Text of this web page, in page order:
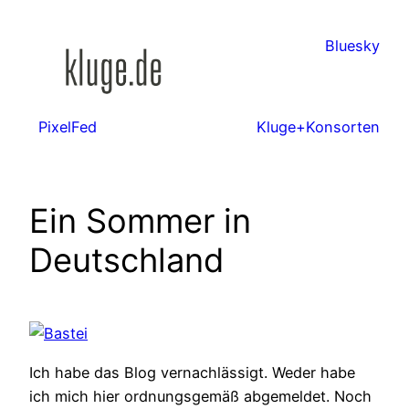
Bluesky
PixelFed Kluge+Konsorten
Ein Sommer in
Deutschland
Ich habe das Blog vernachlässigt. Weder habe
ich mich hier ordnungsgemäß abgemeldet. Noch